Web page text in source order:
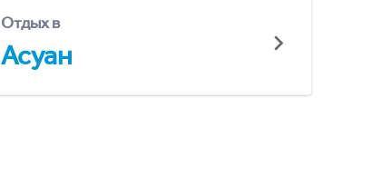
Отдых в
Асуан